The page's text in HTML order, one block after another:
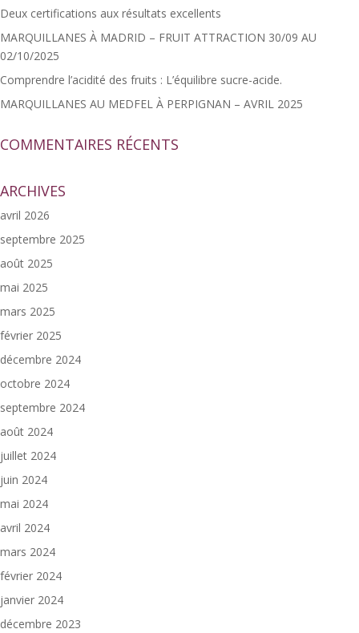
Deux certifications aux résultats excellents
MARQUILLANES À MADRID – FRUIT ATTRACTION 30/09 AU
02/10/2025
Comprendre l’acidité des fruits : L’équilibre sucre-acide.
MARQUILLANES AU MEDFEL À PERPIGNAN – AVRIL 2025
COMMENTAIRES RÉCENTS
ARCHIVES
avril 2026
septembre 2025
août 2025
mai 2025
mars 2025
février 2025
décembre 2024
octobre 2024
septembre 2024
août 2024
juillet 2024
juin 2024
mai 2024
avril 2024
mars 2024
février 2024
janvier 2024
décembre 2023